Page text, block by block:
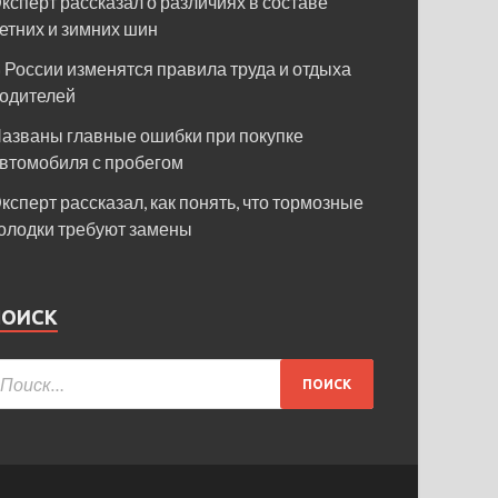
и зимних шин
России изменятся правила труда и отдыха
главные ошибки при покупке
с пробегом
рассказал, как понять, что тормозные
требуют замены